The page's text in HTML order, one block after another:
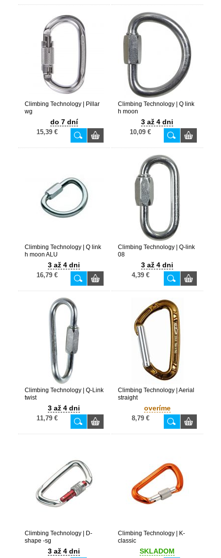
Climbing Technology | Pillar
wg
do 7 dní
15,39 €
Climbing Technology | Q link
h moon
3 až 4 dni
10,09 €
Climbing Technology | Q link
h moon ALU
3 až 4 dni
16,79 €
Climbing Technology | Q-link
08
3 až 4 dni
4,39 €
Climbing Technology | Q-Link
twist
3 až 4 dni
11,79 €
Climbing Technology | Aerial
straight
overíme
8,79 €
Climbing Technology | D-
shape -sg
3 až 4 dni
Climbing Technology | K-
classic
SKLADOM